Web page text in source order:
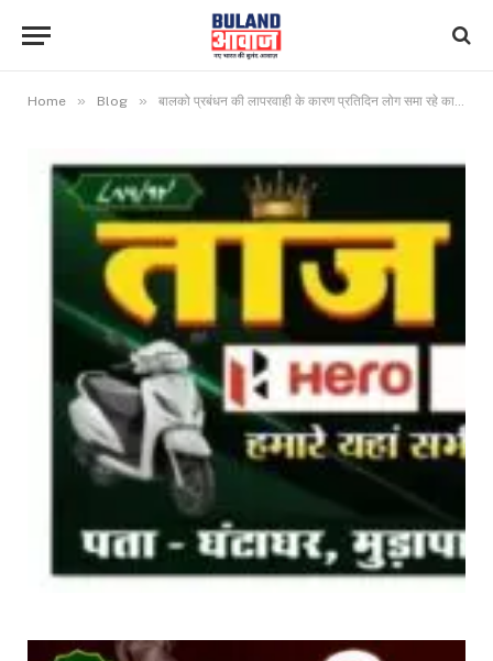
Home » Blog » बालको प्रबंधन की लापरवाही के कारण प्रतिदिन लोग समा रहे काल के गाल में, सड़क में घूम रहे बालको के यमराज :- बद्री अग्रवाल